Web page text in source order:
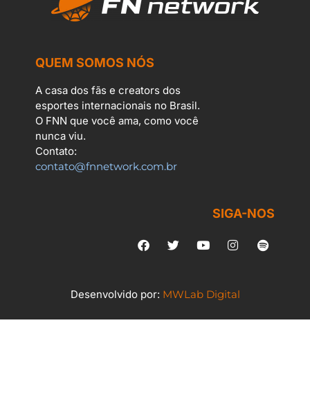
QUEM SOMOS NÓS
A casa dos fãs e creators dos
esportes internacionais no Brasil.
O FNN que você ama, como você
nunca viu.
Contato:
contato@fnnetwork.com.br
SIGA-NOS
Desenvolvido por: MWLab Digital